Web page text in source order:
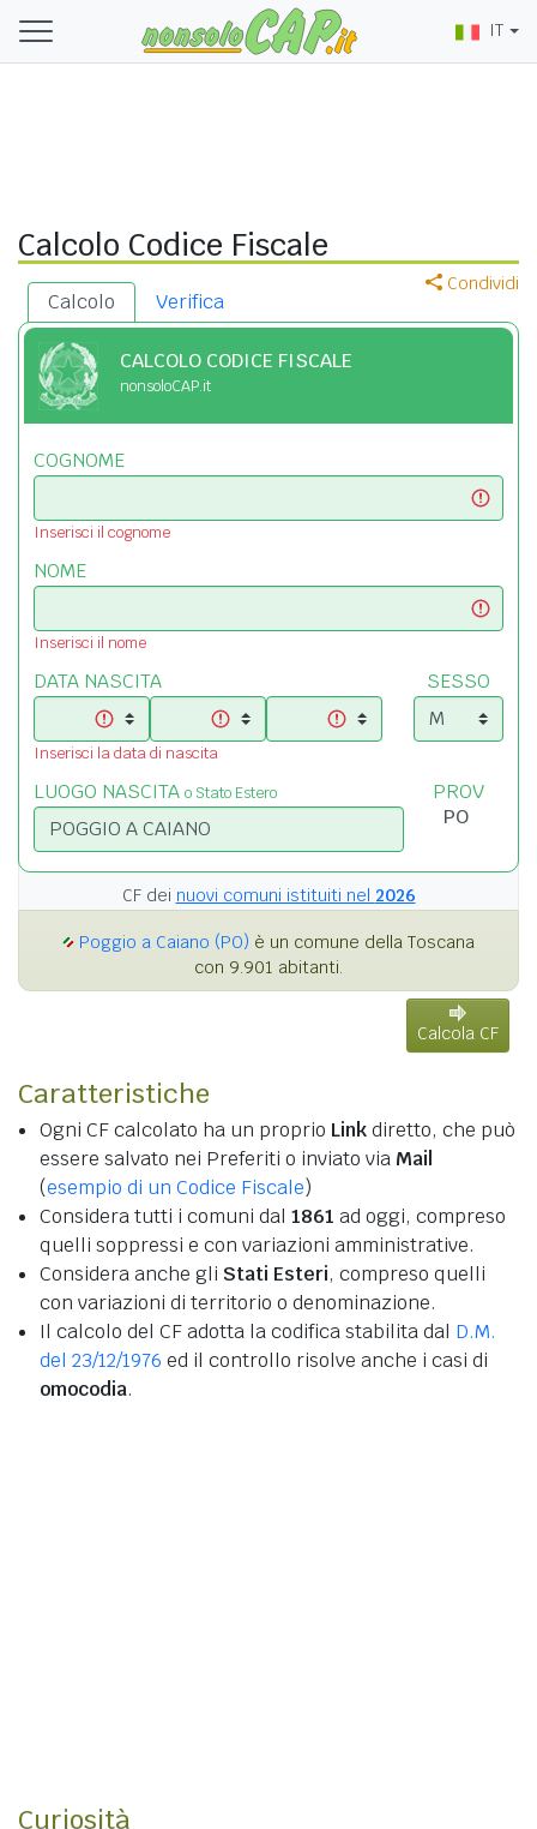
IT
Calcolo Codice Fiscale
Condividi
Calcolo Verifica
CALCOLO CODICE FISCALE
nonsoloCAP.it
COGNOME
Inserisci il cognome
NOME
Inserisci il nome
DATA NASCITA
Inserisci la data di nascita
SESSO
LUOGO NASCITA o Stato Estero PROV
CF dei nuovi comuni istituiti nel 2026
Poggio a Caiano (PO) è un comune della Toscana
con 9.901 abitanti.
Calcola CF
Caratteristiche
Ogni CF calcolato ha un proprio Linkdiretto, che può
essere salvato nei Preferiti o inviato via Mail
(esempio di un Codice Fiscale)
Considera tutti i comuni dal 1861 ad oggi, compreso
quelli soppressi e con variazioni amministrative.
Considera anche gli Stati Esteri, compreso quelli
con variazioni di territorio o denominazione.
Il calcolo del CF adotta la codifica stabilita dal D.M.
del 23/12/1976 ed il controllo risolve anche i casi di
omocodia.
Curiosità